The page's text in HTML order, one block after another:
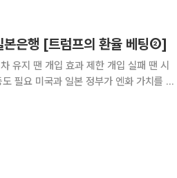
본은행 [트럼프의 환율 베팅②]
유지 땐 개입 효과 제한 개입 실패 땐 시
가치를 끌
급락을 막